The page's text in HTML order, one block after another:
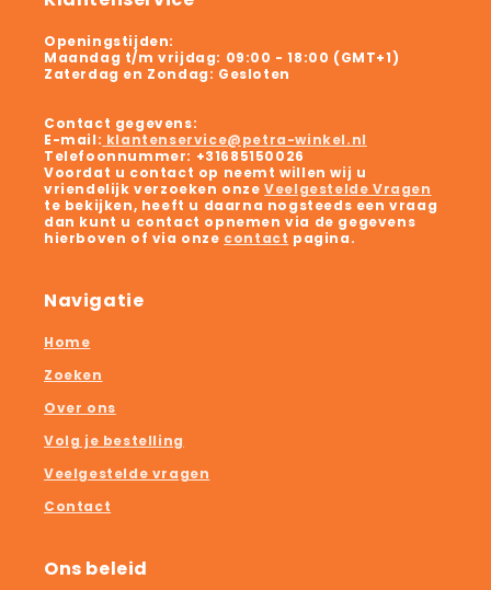
Openingstijden:
Maandag t/m vrijdag: 09:00 - 18:00 (GMT+1)
Zaterdag en Zondag: Gesloten
Contact gegevens:
E-mail: klantenservice@petra-winkel.nl
Telefoonnummer: +31685150026
Voordat u contact op neemt willen wij u
vriendelijk verzoeken onzeVeelgestelde Vragen
te bekijken, heeft u daarna nogsteeds een vraag
dan kunt u contact opnemen via de gegevens
hierboven of via onze contact pagina.
Navigatie
Home
Zoeken
Over ons
Volg je bestelling
Veelgestelde vragen
Contact
Ons beleid